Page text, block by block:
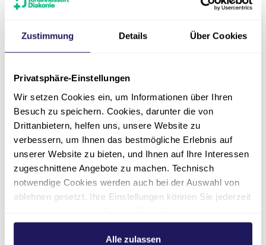
Zustimmung Details Über Cookies
Privatsphäre-Einstellungen
Wir setzen Cookies ein, um Informationen über Ihren
Besuch zu speichern. Cookies, darunter die von
Drittanbietern, helfen uns, unsere Website zu
verbessern, um Ihnen das bestmögliche Erlebnis auf
unserer Website zu bieten, und Ihnen auf Ihre Interessen
zugeschnittene Angebote zu machen. Technisch
notwendige Cookies werden auch bei der Auswahl von
ablehnen gesetzt. Ihre Einstellungen können Sie jederzeit
Weitere Informationen hierzu finden Sie in unserer
.
Alle zulassen
Standort Berlin
Standort Brandenburg
E-Mail
Freie Plätze